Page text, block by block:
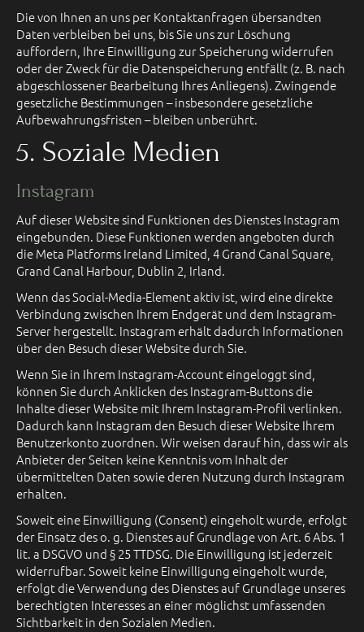
Die von Ihnen an uns per Kontaktanfragen übersandten
Daten verbleiben bei uns, bis Sie uns zur Löschung
auffordern, Ihre Einwilligung zur Speicherung widerrufen
oder der Zweck für die Datenspeicherung entfällt (z. B. nach
abgeschlossener Bearbeitung Ihres Anliegens). Zwingende
gesetzliche Bestimmungen – insbesondere gesetzliche
Aufbewahrungsfristen – bleiben unberührt.
5. Soziale Medien
Instagram
Auf dieser Website sind Funktionen des Dienstes Instagram
eingebunden. Diese Funktionen werden angeboten durch
die Meta Platforms Ireland Limited, 4 Grand Canal Square,
Grand Canal Harbour, Dublin 2, Irland.
Wenn das Social-Media-Element aktiv ist, wird eine direkte
Verbindung zwischen Ihrem Endgerät und dem Instagram-
Server hergestellt. Instagram erhält dadurch Informationen
über den Besuch dieser Website durch Sie.
Wenn Sie in Ihrem Instagram-Account eingeloggt sind,
können Sie durch Anklicken des Instagram-Buttons die
Inhalte dieser Website mit Ihrem Instagram-Profil verlinken.
Dadurch kann Instagram den Besuch dieser Website Ihrem
Benutzerkonto zuordnen. Wir weisen darauf hin, dass wir als
Anbieter der Seiten keine Kenntnis vom Inhalt der
übermittelten Daten sowie deren Nutzung durch Instagram
erhalten.
Soweit eine Einwilligung (Consent) eingeholt wurde, erfolgt
der Einsatz des o. g. Dienstes auf Grundlage von Art. 6 Abs. 1
lit. a DSGVO und § 25 TTDSG. Die Einwilligung ist jederzeit
widerrufbar. Soweit keine Einwilligung eingeholt wurde,
erfolgt die Verwendung des Dienstes auf Grundlage unseres
berechtigten Interesses an einer möglichst umfassenden
Sichtbarkeit in den Sozialen Medien.